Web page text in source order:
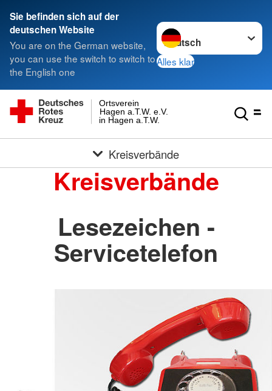
Sie befinden sich auf der
deutschen Website
You are on the German website,
you can use the switch to switch to
the English one
Sprache wechseln zu
Alles klar
in Hagen a.T.W.
Hagen a.T.W. e.V.
Ortsverein
Kreisverbände
Kreisverbände
Lesezeichen -
Servicetelefon